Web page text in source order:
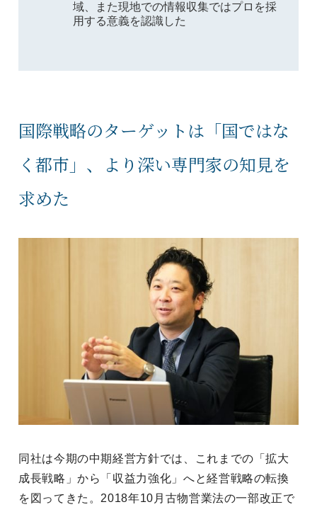
域、また現地での情報収集ではプロを採
用する意義を認識した
国際戦略のターゲットは「国ではな
く都市」、より深い専門家の知見を
求めた
同社は今期の中期経営方針では、これまでの「拡大
成長戦略」から「収益力強化」へと経営戦略の転換
を図ってきた。2018年10月古物営業法の一部改正で